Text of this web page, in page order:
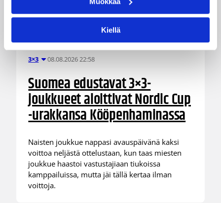
Kiellä
3×3 08.08.2026 22:58
Suomea edustavat 3×3-
joukkueet aloittivat Nordic Cup
-urakkansa Kööpenhaminassa
Naisten joukkue nappasi avauspäivänä kaksi
voittoa neljästä ottelustaan, kun taas miesten
joukkue haastoi vastustajiaan tiukoissa
kamppailuissa, mutta jäi tällä kertaa ilman
voittoja.